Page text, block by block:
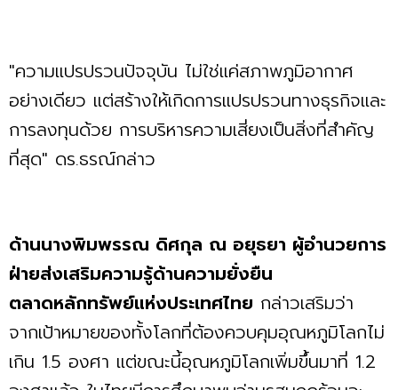
"ความแปรปรวนปัจจุบัน ไม่ใช่แค่สภาพภูมิอากาศ
อย่างเดียว แต่สร้างให้เกิดการแปรปรวนทางธุรกิจและ
การลงทุนด้วย การบริหารความเสี่ยงเป็นสิ่งที่สำคัญ
ที่สุด" ดร.ธรณ์กล่าว
ด้านนางพิมพรรณ ดิศกุล ณ อยุธยา ผู้อำนวยการ
ฝ่ายส่งเสริมความรู้ด้านความยั่งยืน
ตลาดหลักทรัพย์แห่งประเทศไทย กล่าวเสริมว่า
จากเป้าหมายของทั้งโลกที่ต้องควบคุมอุณหภูมิโลกไม่
เกิน 1.5 องศา แต่ขณะนี้อุณหภูมิโลกเพิ่มขึ้นมาที่ 1.2